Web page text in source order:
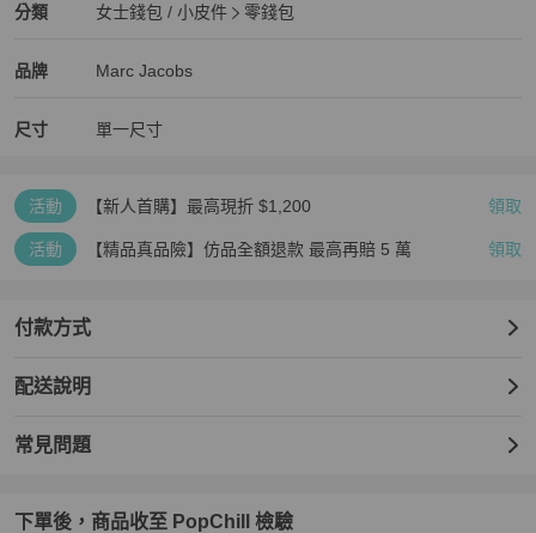
分類
Marc Jacobs女士錢包 / 小皮件 分類資訊
女士錢包 / 小皮件
零錢包
品牌
Marc Jacobs精品女士錢包 / 小皮件
Marc Jacobs
Marc Jacobs推薦清單
尺寸 單一尺寸
活動 【新人首購】最高現折 $1,200 領取
活動 【精品真品險】仿品全額退款 最高再賠 5 萬 領取
付款方式
配送說明
常見問題
下單後，商品收至 PopChill 檢驗